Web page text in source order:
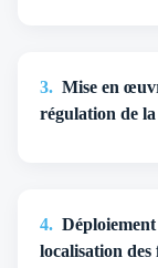
3. Mise en
régulation de la
4.
localisation des